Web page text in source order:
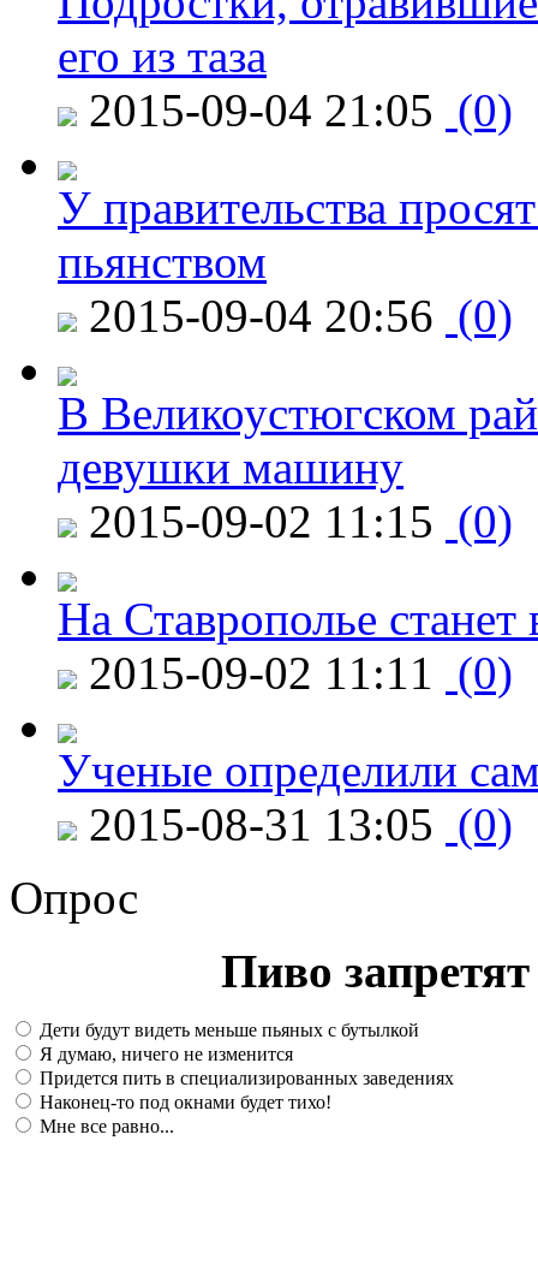
его из таза
2015-09-04 21:05 (0)
У правительства
пьянством
2015-09-04 20:56 (0)
В Великоустюгском
девушки машину
2015-09-02 11:15 (0)
На Ставрополье
2015-09-02 11:11 (0)
Ученые определили
2015-08-31 13:05 (0)
Опрос
Пиво
Дети будут видеть меньше пьяных с бутылкой
Я думаю, ничего не изменится
Придется пить в специализированных заведениях
Наконец-то под окнами будет тихо!
Мне все равно...